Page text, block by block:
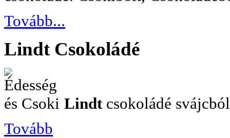
Tovább...
LindtCsokoládé
Lindt csokoládé
Tovább